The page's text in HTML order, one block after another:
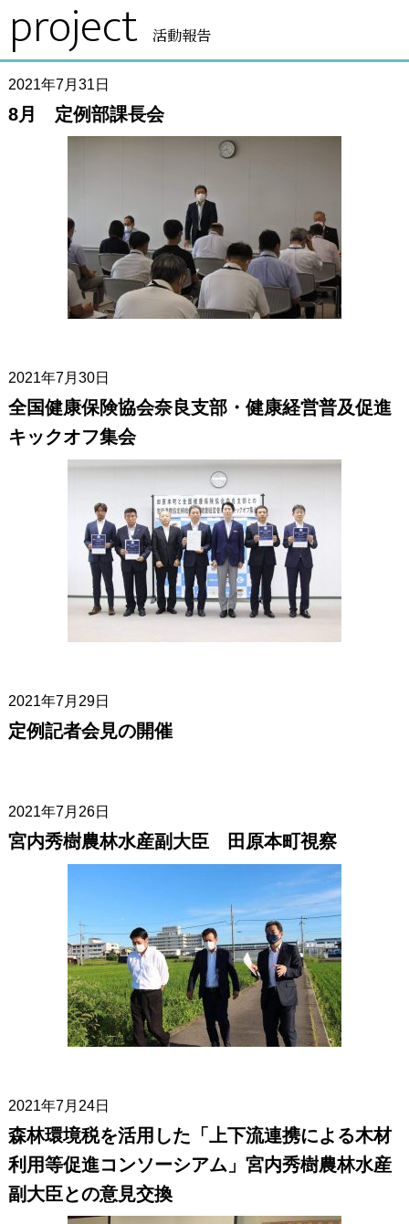
project 活動報告
2021年7月31日
8月 定例部課長会
2021年7月30日
全国健康保険協会奈良支部・健康経営普及促進
キックオフ集会
2021年7月29日
定例記者会見の開催
2021年7月26日
宮内秀樹農林水産副大臣 田原本町視察
2021年7月24日
森林環境税を活用した「上下流連携による木材
利用等促進コンソーシアム」宮内秀樹農林水産
副大臣との意見交換